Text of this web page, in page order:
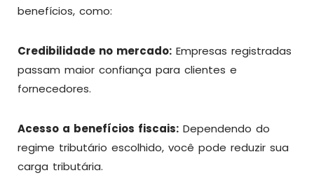
benefícios, como:
Credibilidade no mercado: Empresas registradas
passam maior confiança para clientes e
fornecedores.
Acesso a benefícios fiscais: Dependendo do
regime tributário escolhido, você pode reduzir sua
carga tributária.